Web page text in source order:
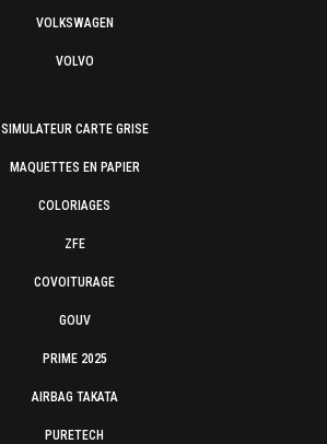
VOLKSWAGEN
VOLVO
SIMULATEUR CARTE GRISE
MAQUETTES EN PAPIER
COLORIAGES
ZFE
COVOITURAGE
GOUV
PRIME 2025
AIRBAG TAKATA
PURETECH